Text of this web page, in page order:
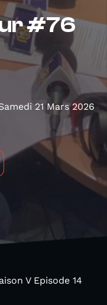
#76
21 Mars 2026
V Episode 14